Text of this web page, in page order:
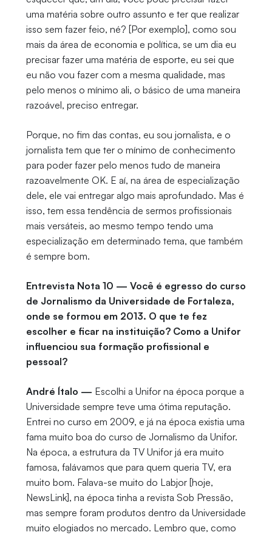
uma matéria sobre outro assunto e ter que realizar
isso sem fazer feio, né? [Por exemplo], como sou
mais da área de economia e política, se um dia eu
precisar fazer uma matéria de esporte, eu sei que
eu não vou fazer com a mesma qualidade, mas
pelo menos o mínimo ali, o básico de uma maneira
razoável, preciso entregar.
Porque, no fim das contas, eu sou jornalista, e o
jornalista tem que ter o mínimo de conhecimento
para poder fazer pelo menos tudo de maneira
razoavelmente OK. E aí, na área de especialização
dele, ele vai entregar algo mais aprofundado. Mas é
isso, tem essa tendência de sermos profissionais
mais versáteis, ao mesmo tempo tendo uma
especialização em determinado tema, que também
é sempre bom.
Entrevista Nota 10 — Você é egresso do curso
de Jornalismo da Universidade de Fortaleza,
onde se formou em 2013. O que te fez
escolher e ficar na instituição? Como a Unifor
influenciou sua formação profissional e
pessoal?
André Ítalo — Escolhi a Unifor na época porque a
Universidade sempre teve uma ótima reputação.
Entrei no curso em 2009, e já na época existia uma
fama muito boa do curso de Jornalismo da Unifor.
Na época, a estrutura da TV Unifor já era muito
famosa, falávamos que para quem queria TV, era
muito bom. Falava-se muito do Labjor [hoje,
NewsLink], na época tinha a revista Sob Pressão,
mas sempre foram produtos dentro da Universidade
muito elogiados no mercado. Lembro que, como